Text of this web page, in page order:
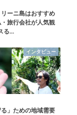
リーニ島はおすすめ
旅行会社が人気観
る…
インタビュー
る」ための地域需要